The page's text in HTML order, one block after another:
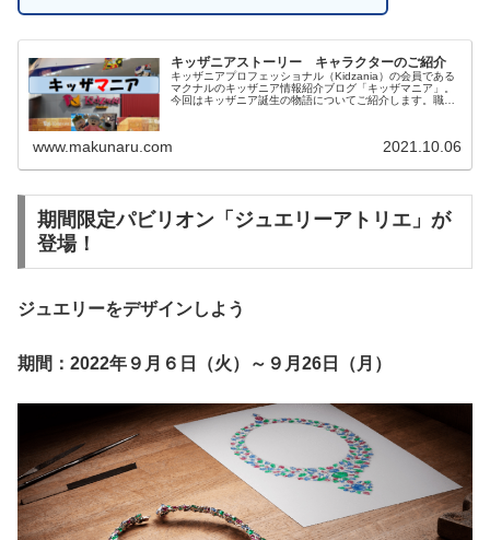
キッザニアストーリー キャラクターのご紹介
キッザニアプロフェッショナル（Kidzania）の会員である
マクナルのキッザニア情報紹介ブログ「キッザマニア」。
今回はキッザニア誕生の物語についてご紹介します。職業
www.makunaru.com 2021.10.06
期間限定パビリオン「ジュエリーアトリエ」が
登場！
ジュエリーをデザインしよう
期間：2022年９月６日（火）～９月26日（月）